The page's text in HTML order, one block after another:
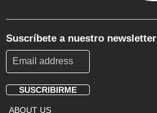
Suscríbete a nuestro newsletter
SUSCRIBIRME
ABOUT US